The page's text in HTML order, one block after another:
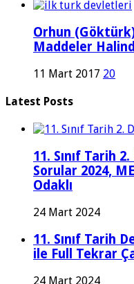
Orhun
Maddeler
11 Mart 2017 20
Latest Posts
11. Sınıf Tarih
Sorular 2024,
Odaklı
24 Mart 2024
11. Sınıf Tarih
ile Full Tekrar
24 Mart 2024